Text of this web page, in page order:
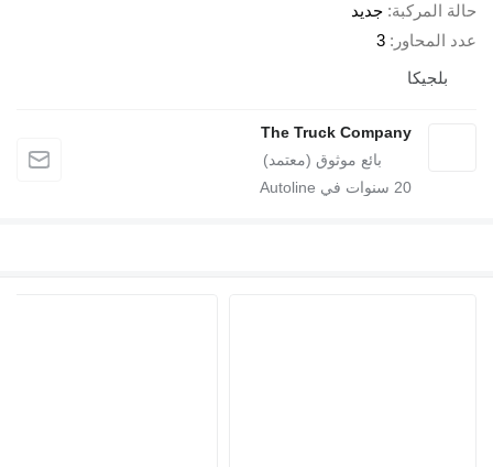
المركبة جديد
المحاور 3
بلجيكا
The Truck Company
سنوات في Autoline